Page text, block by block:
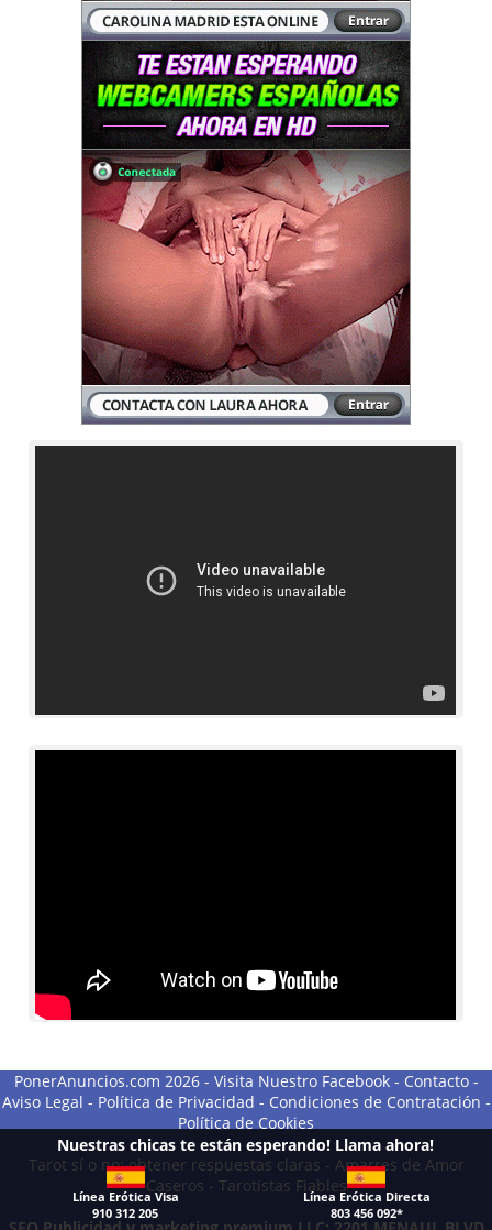
PonerAnuncios.com 2026 - Visita Nuestro Facebook- Contacto-
Aviso Legal - Política de Privacidad - Condiciones de Contratación -
Política de Cookies
Tarot sí o no: obtener respuestas claras - Amarres de Amor
Caseros - Tarotistas Fiables
Nuestras chicas te están esperando! Llama ahora!
Línea Erótica Visa
910 312 205
Línea Erótica Directa
803 456 092*